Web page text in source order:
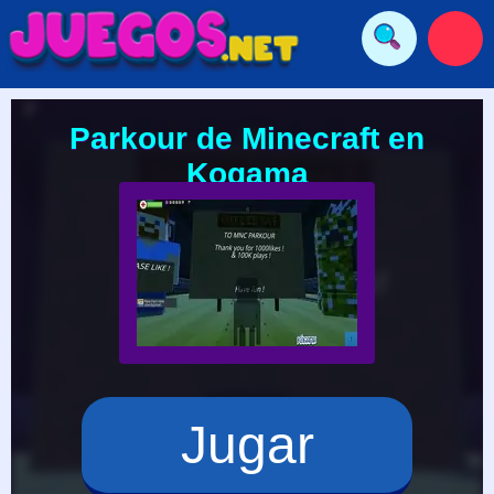
Parkour de Minecraft en
Kogama
Jugar